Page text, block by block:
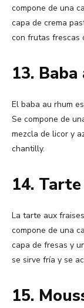
compone de una
capa de crema
con frutas frescas
13.
El baba au rhum
Se compone de
mezcla de licor y
chantilly.
14.
La tarte aux
compone de una
capa de fresas y
se sirve fría y se
15.